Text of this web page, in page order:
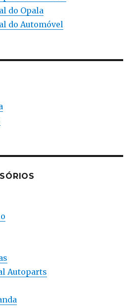
do Opala
do Automóvel
Autoparts